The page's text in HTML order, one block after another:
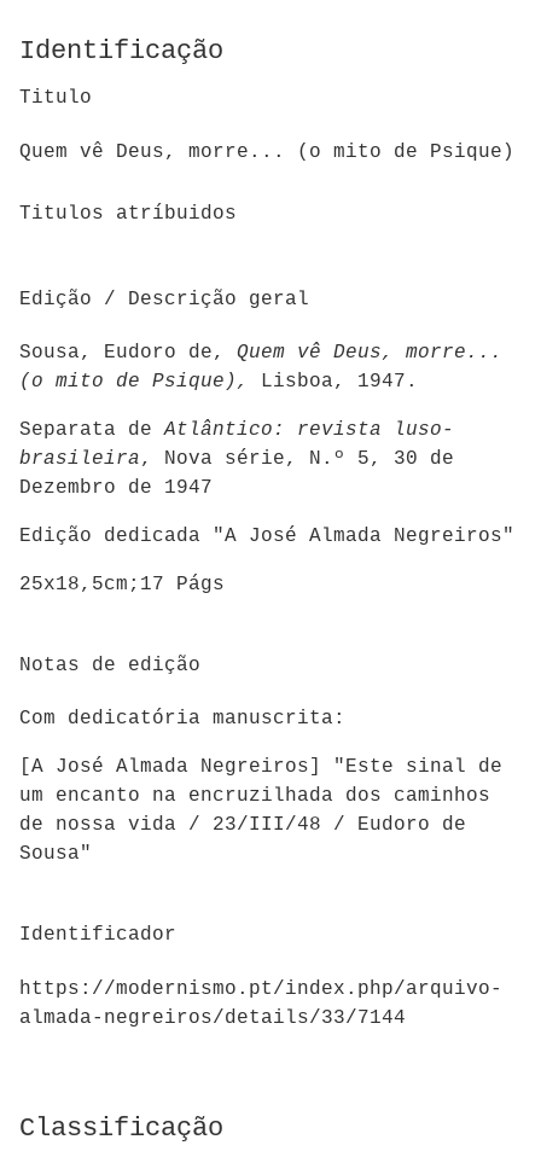
Identificação
Titulo
Quem vê Deus, morre... (o mito de Psique)
Titulos atríbuidos
Edição / Descrição geral
Sousa, Eudoro de, Quem vê Deus, morre...
(o mito de Psique), Lisboa, 1947.
Separata deAtlântico: revista luso-
brasileira, Nova série, N.º 5, 30 de
Dezembro de 1947
Edição dedicada "A José Almada Negreiros"
25x18,5cm;17 Págs
Notas de edição
Com dedicatória manuscrita:
[A José Almada Negreiros] "Este sinal de
um encanto na encruzilhada dos caminhos
de nossa vida / 23/III/48 / Eudoro de
Sousa"
Identificador
https://modernismo.pt/index.php/arquivo-
almada-negreiros/details/33/7144
Classificação